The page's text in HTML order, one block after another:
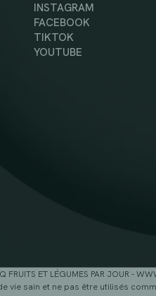
INSTAGRAM
FACEBOOK
TIKTOK
YOUTUBE
FRUITS ET LÉGUMES PAR JOUR -
sain et ne pas être utilisés